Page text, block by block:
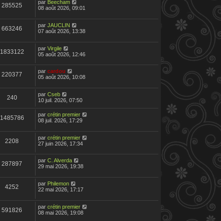
285525 par Beecham
08 août 2026, 09:01
663246 par JAUCLIN
07 août 2026, 13:38
1833122 par Virgile
05 août 2026, 12:46
220377 par cardou
05 août 2026, 10:08
240 par Cseb
10 juil. 2026, 07:50
1485786 par crétin premier
08 juil. 2026, 17:29
2208 par crétin premier
27 juin 2026, 17:34
287897 par C. Alverda
29 mai 2026, 19:38
4252 par Philemon
22 mai 2026, 17:17
591826 par crétin premier
08 mai 2026, 19:08